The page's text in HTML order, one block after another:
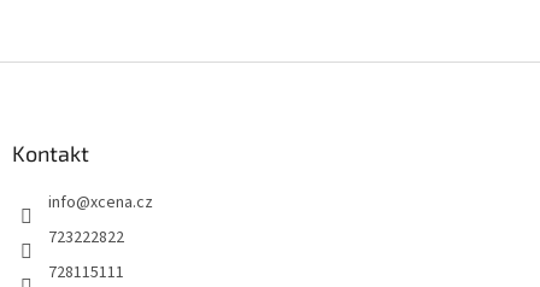
Kontakt
info@xcena.cz
723222822
728115111